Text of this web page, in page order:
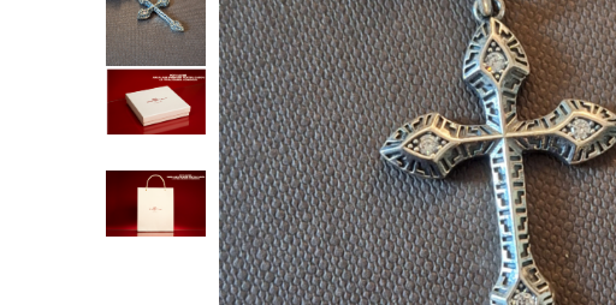
Bijuterii pentru barbati
Bijuterii din argint placate cu aur